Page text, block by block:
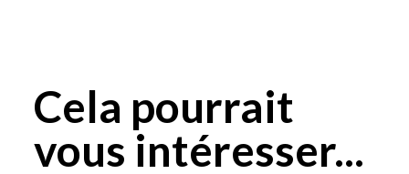
Cela pourrait
vous intéresser...